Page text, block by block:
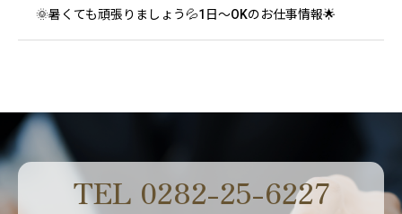
🌞暑くても頑張りましょう💦1日～OKのお仕事情報🌟
TEL 0282-25-6227